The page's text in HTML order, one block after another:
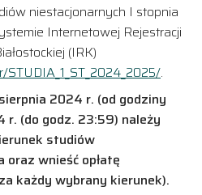
niestacjonarnych I stopnia
Internetowej Rejestracji
(IRK)
.
2024 r. (od godziny
r. (do godz. 23:59) należy
studiów
wnieść opłatę
każdy wybrany kierunek).